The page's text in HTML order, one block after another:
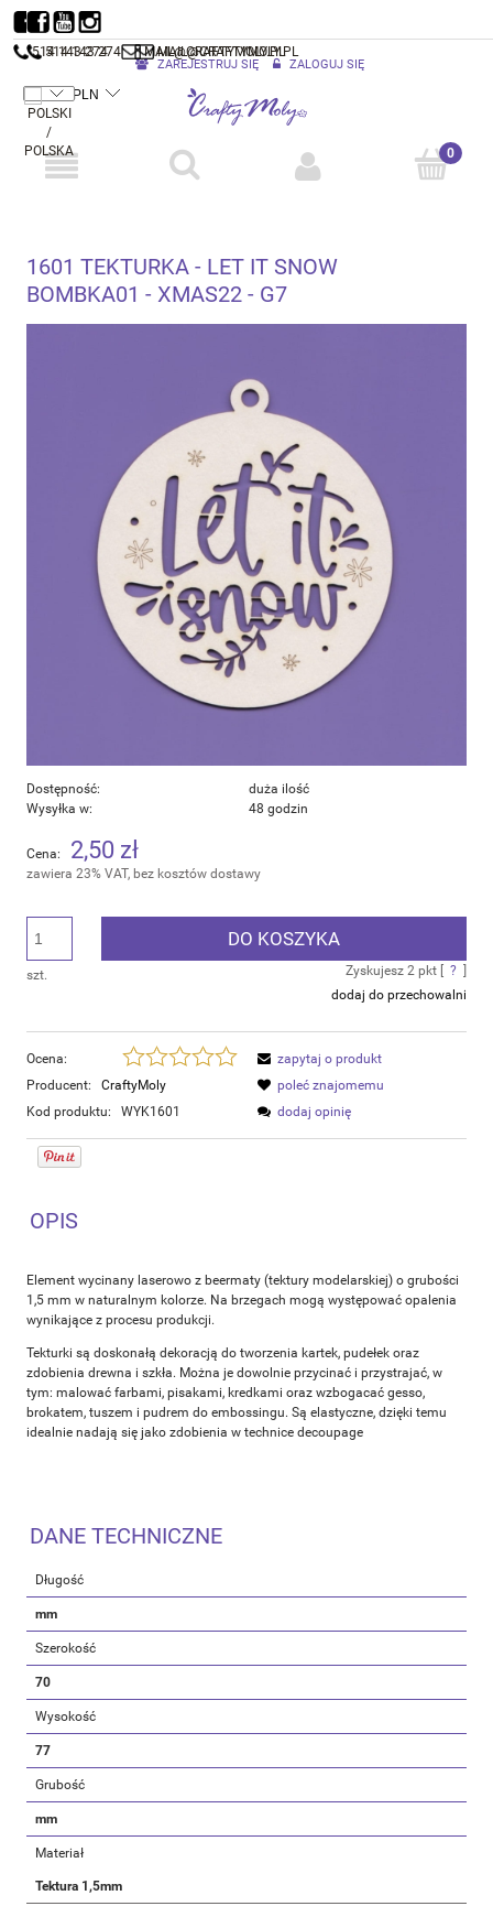
514 143 274 MAIL@CRAFTYMOLY.PL
ZAREJESTRUJ SIĘ ZALOGUJ SIĘ
514 143 274 MAIL@CRAFTYMOLY.PL
1601 TEKTURKA - LET IT SNOW
BOMBKA01 - XMAS22 - G7
Dostępność:
duża ilość
Wysyłka w:
48 godzin
Cena: 2,50 zł
zawiera 23% VAT, bez kosztów dostawy
szt.
DO KOSZYKA
Zyskujesz 2 pkt [ ?
dodaj do przechowalni
Ocena:
Producent:
CraftyMoly
Kod produktu:
WYK1601
zapytaj o produkt
poleć znajomemu
dodaj opinię
OPIS
Element wycinany laserowo z beermaty (tektury modelarskiej) o grubości
1,5 mm w naturalnym kolorze. Na brzegach mogą występować opalenia
wynikające z procesu produkcji.
Tekturki są doskonałą dekoracją do tworzenia kartek, pudełek oraz
zdobienia drewna i szkła. Można je dowolnie przycinać i przystrajać, w
tym: malować farbami, pisakami, kredkami oraz wzbogacać gesso,
brokatem, tuszem i pudrem do embossingu. Są elastyczne, dzięki temu
idealnie nadają się jako zdobienia w technice decoupage
DANE TECHNICZNE
Długość
mm
Szerokość
70
Wysokość
77
Grubość
mm
Materiał
Tektura 1,5mm